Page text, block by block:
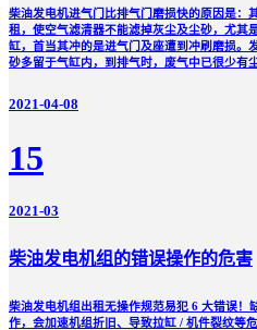
柴油发电机进气门比排气门磨损快的原因是：
租，使空气滤清器不能滤掉灰尘及尘砂，尤其
缸，首当其冲的是进气门及座遭到冲刷磨损。
砂多留于气缸内，到排气时，废气中已很少有
2021-04-08
15
2021-03
柴油发电机组的错误操作的危害
柴油发电机组出租无操作规范易犯 6 大错误！
作，会加速机组折旧、导致拉缸 / 机件裂纹等